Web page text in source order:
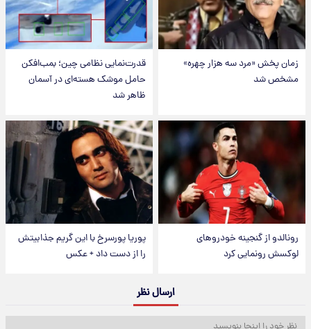
زمان پخش «مرد سه هزار چهره»
مشخص شد
قدرت‌نمایی نظامی چین؛ بمب‌افکن
حامل موشک هسته‌ای در آسمان
ظاهر شد
رونالدو از گنجینه خودروهای
لوکسش رونمایی کرد
پوریا پورسرخ با این گریم جذابیتش
را از دست داد + عکس
ارسال نظر